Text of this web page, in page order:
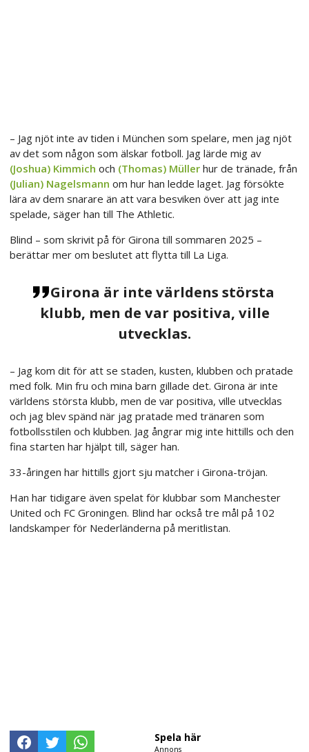
– Jag njöt inte av tiden i München som spelare, men jag njöt
av det som någon som älskar fotboll. Jag lärde mig av
(Joshua) Kimmich och (Thomas) Müller hur de tränade, från
(Julian) Nagelsmann om hur han ledde laget. Jag försökte
lära av dem snarare än att vara besviken över att jag inte
spelade, säger han till The Athletic.
Blind – som skrivit på för Girona till sommaren 2025 –
berättar mer om beslutet att flytta till La Liga.
Girona är inte världens största
klubb, men de var positiva, ville
utvecklas.
– Jag kom dit för att se staden, kusten, klubben och pratade
med folk. Min fru och mina barn gillade det. Girona är inte
världens största klubb, men de var positiva, ville utvecklas
och jag blev spänd när jag pratade med tränaren som
fotbollsstilen och klubben. Jag ångrar mig inte hittills och den
fina starten har hjälpt till, säger han.
33-åringen har hittills gjort sju matcher i Girona-tröjan.
Han har tidigare även spelat för klubbar som Manchester
United och FC Groningen. Blind har också tre mål på 102
landskamper för Nederländerna på meritlistan.
Spela här
Annons